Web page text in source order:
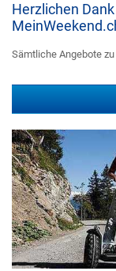
Herzlichen
Sämtliche Angebote